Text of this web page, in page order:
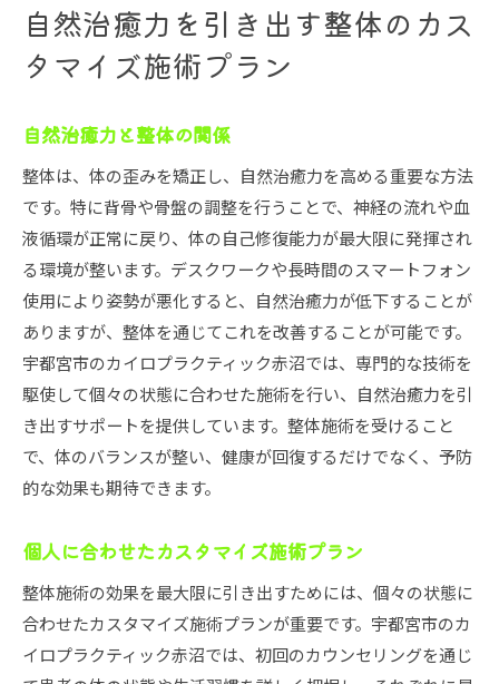
自然治癒力を引き出す整体のカス
タマイズ施術プラン
自然治癒力と整体の関係
整体は、体の歪みを矯正し、自然治癒力を高める重要な方法
です。特に背骨や骨盤の調整を行うことで、神経の流れや血
液循環が正常に戻り、体の自己修復能力が最大限に発揮され
る環境が整います。デスクワークや長時間のスマートフォン
使用により姿勢が悪化すると、自然治癒力が低下することが
ありますが、整体を通じてこれを改善することが可能です。
宇都宮市のカイロプラクティック赤沼では、専門的な技術を
駆使して個々の状態に合わせた施術を行い、自然治癒力を引
き出すサポートを提供しています。整体施術を受けること
で、体のバランスが整い、健康が回復するだけでなく、予防
的な効果も期待できます。
個人に合わせたカスタマイズ施術プラン
整体施術の効果を最大限に引き出すためには、個々の状態に
合わせたカスタマイズ施術プランが重要です。宇都宮市のカ
イロプラクティック赤沼では、初回のカウンセリングを通じ